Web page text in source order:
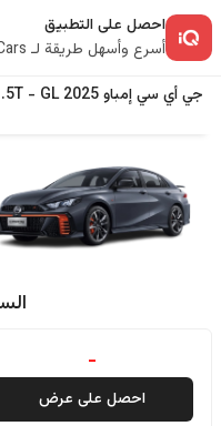
احصل على التطبيق
أسرع وأسهل طريقة لـ iQ Cars
جي أي سيإمباو2025
GL
-
-
احصل على عرض